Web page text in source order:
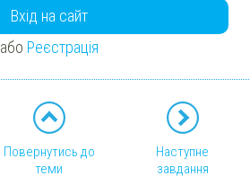
Вхід на сайт
або Реєстрація
Повернутись до
теми
Наступне
завдання